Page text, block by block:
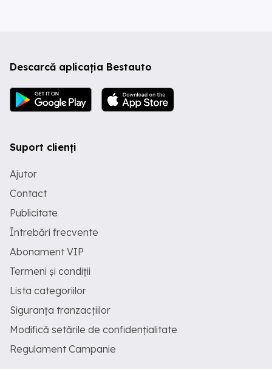
Descarcă aplicația Bestauto
Suport clienți
Ajutor
Contact
Publicitate
Întrebări frecvente
Abonament VIP
Termeni și condiții
Lista categoriilor
Siguranța tranzacțiilor
Modifică setările de confidențialitate
Regulament Campanie